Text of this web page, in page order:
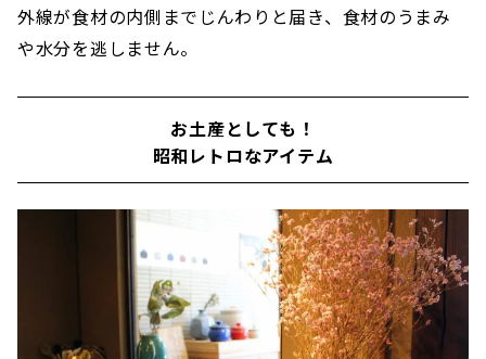
外線が食材の内側までじんわりと届き、食材のうまみ
や水分を逃しません。
お土産としても！
昭和レトロなアイテム